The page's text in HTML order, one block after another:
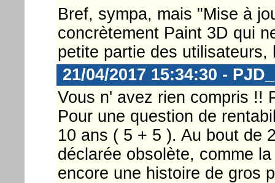
Bref, sympa, mais "Mise à
concrètement Paint 3D qui
petite partie des utilisateurs,
21/04/2017 15:34:30 -
Vous n' avez rien compris !!
Pour une question de
10 ans ( 5 + 5 ). Au bout de
déclarée obsolète, comme
encore une histoire de gros